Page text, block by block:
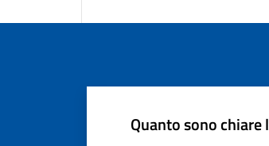
Quanto sono